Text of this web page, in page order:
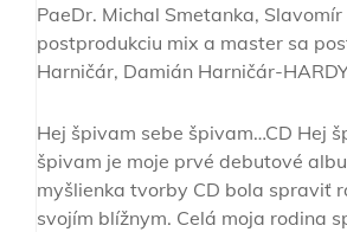
PaeDr. Michal Smetanka,
postprodukciu mix a master sa
Harničár, Damián Harničár-
Hej špivam sebe špivam…CD Hej
špivam je moje prvé debutové
myšlienka tvorby CD bola spraviť
svojím blížnym. Celá moja rodina